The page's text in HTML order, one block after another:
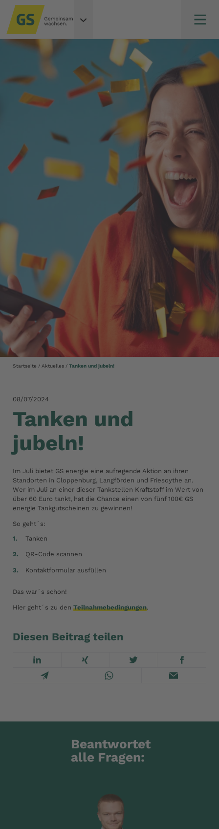
Startseite Aktuelles Tanken und jubeln!
08/07/2024
Tanken und
jubeln!
Im Juli bietet GS energie eine aufregende Aktion an ihren
Standorten in Cloppenburg, Langförden und Friesoythe an.
Wer im Juli an einer dieser Tankstellen Kraftstoff im Wert von
über 60 Euro tankt, hat die Chance einen von fünf 100€ GS
energie Tankgutscheinen zu gewinnen!
So geht´s:
Tanken
QR-Code scannen
Kontaktformular ausfüllen
Das war´s schon!
Hier geht´s zu denTeilnahmebedingungen.
Diesen Beitrag teilen
Beantwortet
alle Fragen: